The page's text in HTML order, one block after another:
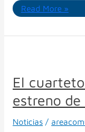
Read More »
El
estreno de
Noticias /
llega
al
Cineclub
el